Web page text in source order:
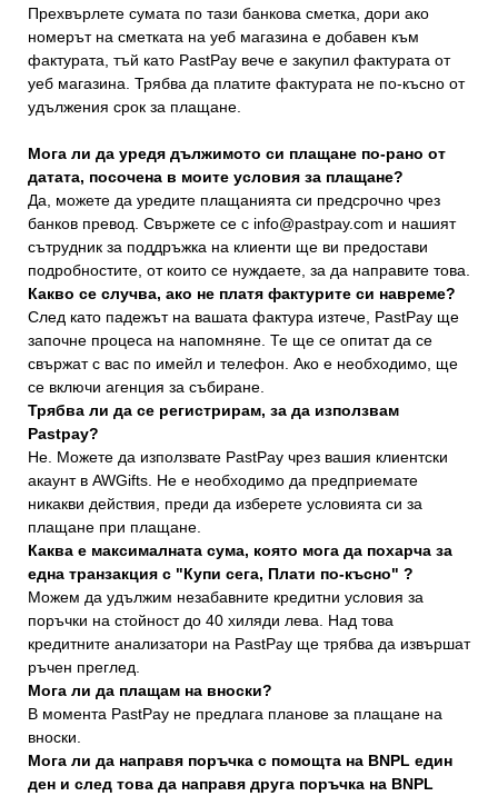
Прехвърлете сумата по тази банкова сметка, дори ако
номерът на сметката на уеб магазина е добавен към
фактурата, тъй като PastPay вече е закупил фактурата от
уеб магазина. Трябва да платите фактурата не по-късно от
удължения срок за плащане.
Мога ли да уредя дължимото си плащане по-рано от
датата, посочена в моите условия за плащане?
Да, можете да уредите плащанията си предсрочно чрез
банков превод. Свържете се с info@pastpay.com и нашият
сътрудник за поддръжка на клиенти ще ви предостави
подробностите, от които се нуждаете, за да направите това.
Какво се случва, ако не платя фактурите си навреме?
След като падежът на вашата фактура изтече, PastPay ще
започне процеса на напомняне. Те ще се опитат да се
свържат с вас по имейл и телефон. Ако е необходимо, ще
се включи агенция за събиране.
Трябва ли да се регистрирам, за да използвам
Pastpay?
Не. Можете да използвате PastPay чрез вашия клиентски
акаунт в AWGifts. Не е необходимо да предприемате
никакви действия, преди да изберете условията си за
плащане при плащане.
Каква е максималната сума, която мога да похарча за
една транзакция с "Купи сега, Плати по-късно" ?
Можем да удължим незабавните кредитни условия за
поръчки на стойност до 40 хиляди лева. Над това
кредитните анализатори на PastPay ще трябва да извършат
ръчен преглед.
Мога ли да плащам на вноски?
В момента PastPay не предлага планове за плащане на
вноски.
Мога ли да направя поръчка с помощта на BNPL един
ден и след това да направя друга поръчка на BNPL